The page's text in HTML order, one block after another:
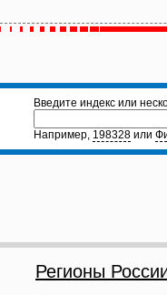
Введите индекс или
Например, 198328 или
Регионы